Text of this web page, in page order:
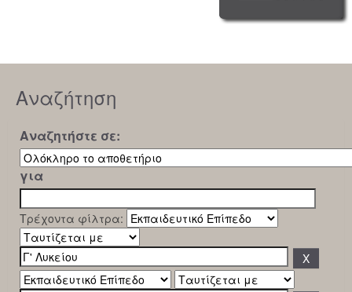
Αναζήτηση
Αναζητήστε σε:
για
Τρέχοντα φίλτρα: